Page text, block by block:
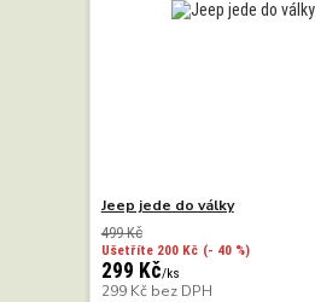
Jeep jede do války
499 Kč
Ušetříte 200 Kč (- 40 %)
299 Kč/ks
299 Kč bez DPH